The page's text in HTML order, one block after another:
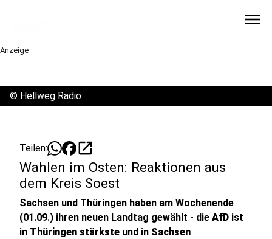
menu
Anzeige
© Hellweg Radio
Teilen: open_in_new
Wahlen im Osten: Reaktionen aus
dem Kreis Soest
Sachsen und Thüringen haben am Wochenende
(01.09.) ihren neuen Landtag gewählt - die AfD ist
in Thüringen stärkste und in Sachsen